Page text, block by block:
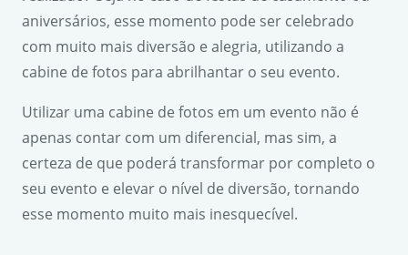
aniversários, esse momento pode ser celebrado
com muito mais diversão e alegria, utilizando a
cabine de fotos para abrilhantar o seu evento.
Utilizar uma cabine de fotos em um evento não é
apenas contar com um diferencial, mas sim, a
certeza de que poderá transformar por completo o
seu evento e elevar o nível de diversão, tornando
esse momento muito mais inesquecível.